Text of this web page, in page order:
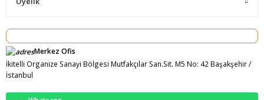
Merkez Ofis
İkitelli Organize Sanayi Bölgesi Mutfakçılar San.Sit. M5 No: 42 Başakşehir /
İstanbul